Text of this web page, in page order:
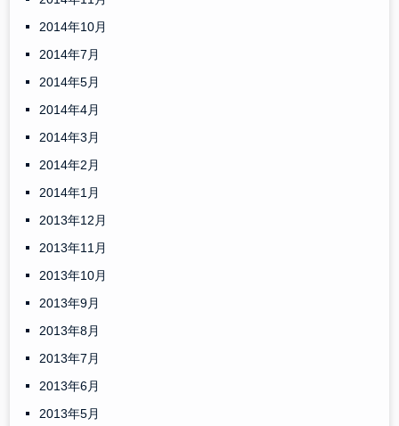
2014年10月
2014年7月
2014年5月
2014年4月
2014年3月
2014年2月
2014年1月
2013年12月
2013年11月
2013年10月
2013年9月
2013年8月
2013年7月
2013年6月
2013年5月